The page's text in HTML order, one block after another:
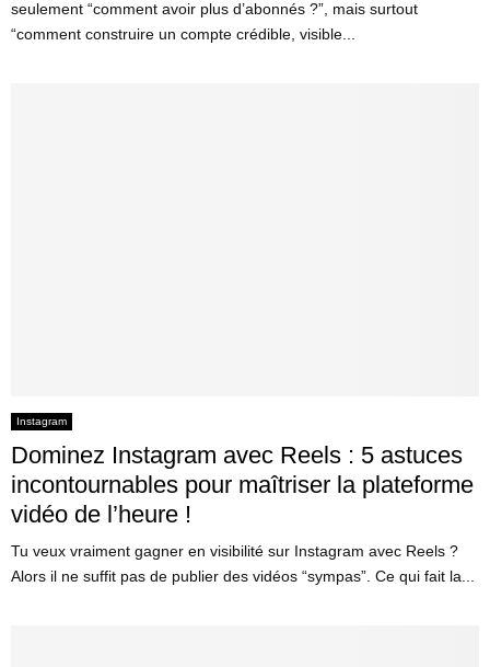
seulement “comment avoir plus d’abonnés ?”, mais surtout
“comment construire un compte crédible, visible...
Instagram
Dominez Instagram avec Reels : 5 astuces
incontournables pour maîtriser la plateforme
vidéo de l’heure !
Tu veux vraiment gagner en visibilité sur Instagram avec Reels ?
Alors il ne suffit pas de publier des vidéos “sympas”. Ce qui fait la...